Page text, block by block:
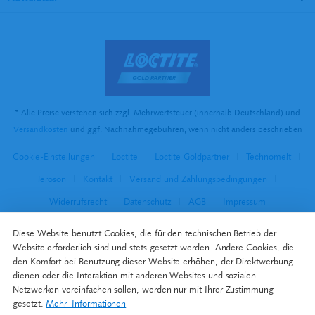
* Alle Preise verstehen sich zzgl. Mehrwertsteuer (innerhalb Deutschland) und
Versandkosten und ggf. Nachnahmegebühren, wenn nicht anders beschrieben
Cookie-Einstellungen Loctite Loctite Goldpartner
Technomelt
Teroson
Kontakt
Versand und Zahlungsbedingungen
Widerrufsrecht
Datenschutz AGB Impressum
Diese Website benutzt Cookies, die für den technischen Betrieb der
Website erforderlich sind und stets gesetzt werden. Andere Cookies, die
den Komfort bei Benutzung dieser Website erhöhen, der Direktwerbung
dienen oder die Interaktion mit anderen Websites und sozialen
Netzwerken vereinfachen sollen, werden nur mit Ihrer Zustimmung
gesetzt. Mehr Informationen